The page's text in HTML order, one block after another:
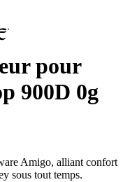
pour
900D 0g
Amigo, alliant confort
sous tout temps.